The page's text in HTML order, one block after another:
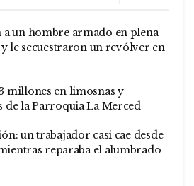
un hombre armado en plena
le secuestraron un revólver en
millones en limosnas y
de la Parroquia La Merced
un trabajador casi cae desde
reparaba el alumbrado